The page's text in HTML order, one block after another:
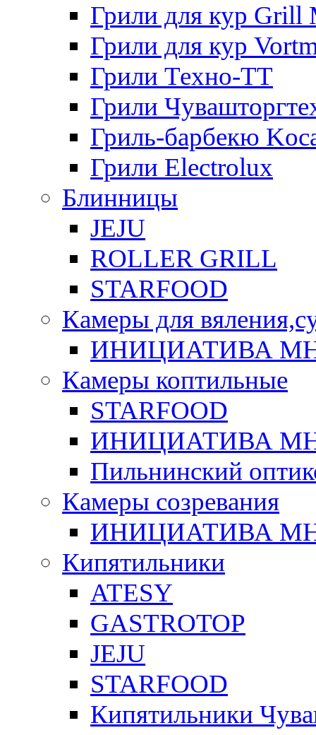
Грили для кур Grill
Грили для кур
Грили Техно-ТТ
Грили
Гриль-барбекю
Грили Electrolux
Блинницы
JEJU
ROLLER GRILL
STARFOOD
Камеры для
ИНИЦИАТИВА
Камеры коптильные
STARFOOD
ИНИЦИАТИВА
Пильнинский
Камеры созревания
ИНИЦИАТИВА
Кипятильники
ATESY
GASTROTOP
JEJU
STARFOOD
Кипятильники